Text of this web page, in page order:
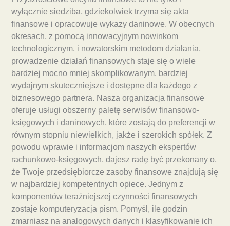
wyłącznie siedziba, gdziekolwiek trzyma się akta
finansowe i opracowuje wykazy daninowe. W obecnych
okresach, z pomocą innowacyjnym nowinkom
technologicznym, i nowatorskim metodom działania,
prowadzenie działań finansowych staje się o wiele
bardziej mocno mniej skomplikowanym, bardziej
wydajnym skuteczniejsze i dostępne dla każdego z
biznesowego partnera. Nasza organizacja finansowe
oferuje usługi obszerny paletę serwisów finansowo-
księgowych i daninowych, które zostają do preferencji w
równym stopniu niewielkich, jakże i szerokich spółek. Z
powodu wprawie i informacjom naszych ekspertów
rachunkowo-księgowych, dajesz radę być przekonany o,
że Twoje przedsiębiorcze zasoby finansowe znajdują się
w najbardziej kompetentnych opiece. Jednym z
komponentów teraźniejszej czynności finansowych
zostaje komputeryzacja pism. Pomyśl, ile godzin
zmarniasz na analogowych danych i klasyfikowanie ich